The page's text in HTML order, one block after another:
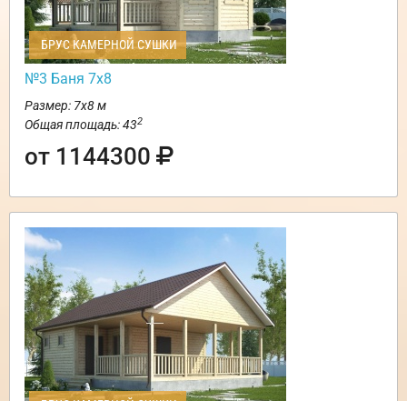
БРУС КАМЕРНОЙ СУШКИ
№3 Баня 7х8
Размер: 7х8 м
Общая площадь: 432
от 1144300